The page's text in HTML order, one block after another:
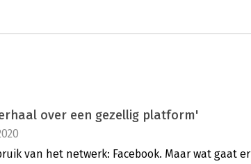
over een gezellig platform'
van het netwerk: Facebook. Maar wat gaat er